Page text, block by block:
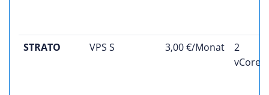
STRATO VPS S 3,00 €/Monat
2
vCores